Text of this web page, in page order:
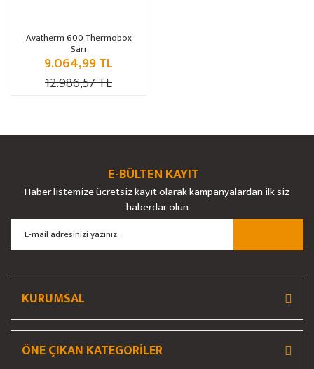
Avatherm 600 Thermobox
Sarı
9.064,99 TL
12.986,57 TL
E-BÜLTEN KAYIT
Haber listemize ücretsiz kayıt olarak kampanyalardan ilk siz
haberdar olun
KURUMSAL
ÖNE ÇIKAN KATEGORİLER